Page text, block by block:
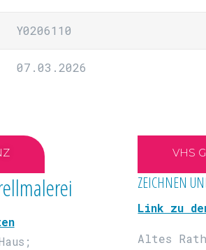
Y0206110
07.03.2026
VHS
ZEICHNEN
Link zu
Altes